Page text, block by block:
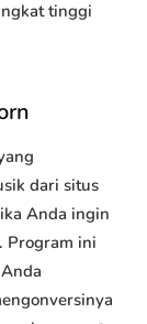
tinggi
dari situs
Anda ingin
Program ini